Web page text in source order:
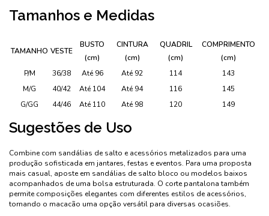
Tamanhos e Medidas
TAMANHO VESTE
BUSTO
(cm)
CINTURA
(cm)
QUADRIL
(cm)
COMPRIMENTO
(cm)
P/M
36/38 Até 96 Até 92 114
143
M/G
40/42 Até 104 Até 94 116
145
G/GG
44/46 Até 110 Até 98 120 149
Sugestões de Uso
Combine com sandálias de salto e acessórios metalizados para uma
produção sofisticada em jantares, festas e eventos. Para uma proposta
mais casual, aposte em sandálias de salto bloco ou modelos baixos
acompanhados de uma bolsa estruturada. O corte pantalona também
permite composições elegantes com diferentes estilos de acessórios,
tornando o macacão uma opção versátil para diversas ocasiões.